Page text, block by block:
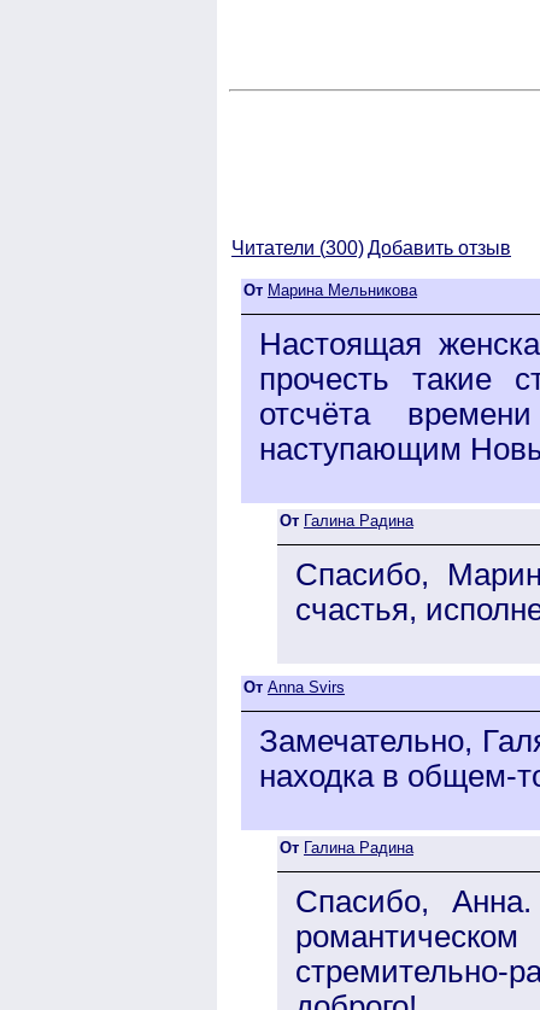
Читатели (300)Добавить отзыв
От Марина Мельникова
Настоящая
прочесть такие
отсчёта
наступающим
От Галина Радина
Спасибо,
счастья,
От Anna Svirs
Замечательно,
находка в общем-
От Галина Радина
Спасибо,
стремительно-